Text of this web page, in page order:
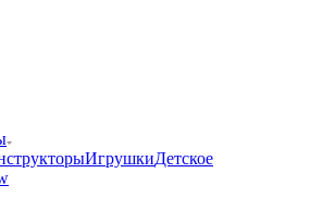
ИгрушкиДетское